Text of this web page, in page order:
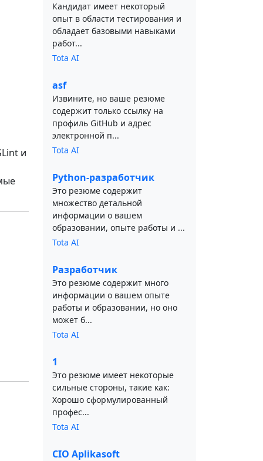
и
Кандидат имеет некоторый
опыт в области тестирования и
обладает базовыми навыками
работ...
Tota AI
asf
Извините, но ваше резюме
содержит только ссылку на
профиль GitHub и адрес
электронной п...
Tota AI
Python-разработчик
Это резюме содержит
множество детальной
информации о вашем
образовании, опыте работы и ...
Tota AI
Разработчик
Это резюме содержит много
информации о вашем опыте
работы и образовании, но оно
может б...
Tota AI
1
Это резюме имеет некоторые
сильные стороны, такие как:
Хорошо сформулированный
профес...
Tota AI
CIO Aplikasoft